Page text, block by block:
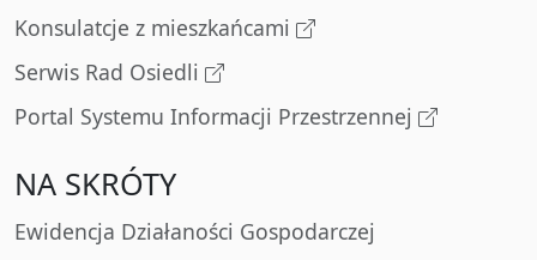
Konsulatcje z mieszkańcami
Serwis Rad Osiedli
Portal Systemu Informacji Przestrzennej
NA SKRÓTY
Ewidencja Działaności Gospodarczej